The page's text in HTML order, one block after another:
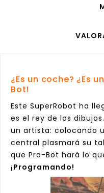
¿Es un coche? ¿Es
Bot!
Este SuperRobot ha
es el rey de los
un artista: colocando
central plasmará su
que Pro-Bot hará lo
¡Programando!